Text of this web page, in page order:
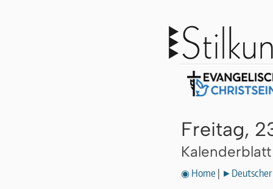
Freitag,
◉ Home ►Deutscher